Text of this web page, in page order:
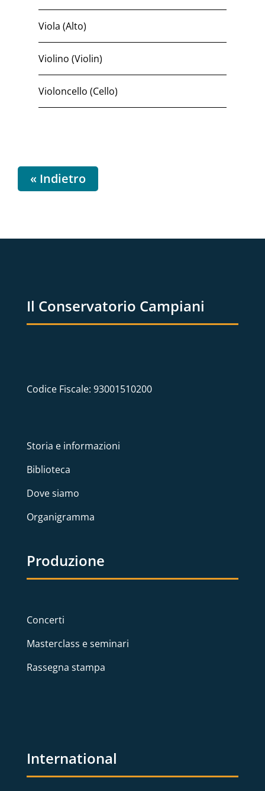
Viola (Alto)
Violino (Violin)
Violoncello (Cello)
« Indietro
Il Conservatorio Campiani
Codice Fiscale: 93001510200
Storia e informazioni
Biblioteca
Dove siamo
Organigramma
Produzione
Concerti
Masterclass e seminari
Rassegna stampa
International